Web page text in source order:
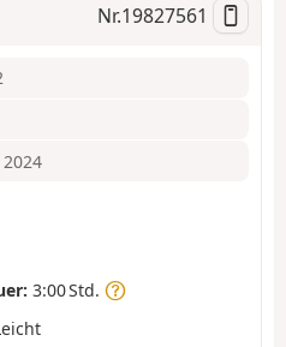
Nr.19827561
3:00 Std.